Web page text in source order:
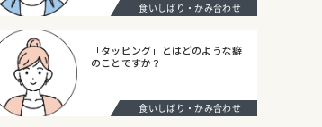
食いしばり・かみ合わせ
「タッピング」とはどのような癖
のことですか？
食いしばり・かみ合わせ